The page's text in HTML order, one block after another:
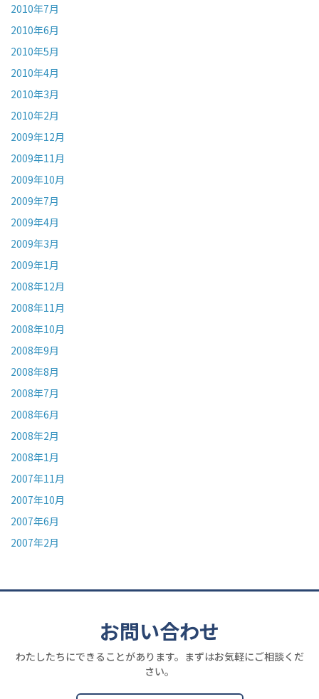
2010年7月
2010年6月
2010年5月
2010年4月
2010年3月
2010年2月
2009年12月
2009年11月
2009年10月
2009年7月
2009年4月
2009年3月
2009年1月
2008年12月
2008年11月
2008年10月
2008年9月
2008年8月
2008年7月
2008年6月
2008年2月
2008年1月
2007年11月
2007年10月
2007年6月
2007年2月
お問い合わせ
わたしたちにできることがあります。まずはお気軽にご相談くだ
さい。